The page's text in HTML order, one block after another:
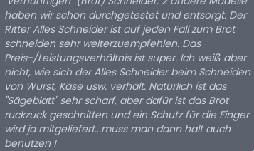
haben wir schon durchgetestet und entsorgt. Der
Ritter Alles Schneider ist auf jeden Fall zum Brot
schneiden sehr weiterzuempfehlen. Das
Preis-/Leistungsverhältnis ist super. Ich weiß aber
nicht, wie sich der Alles Schneider beim Schneiden
von Wurst, Käse usw. verhält. Natürlich ist das
"Sägeblatt" sehr scharf, aber dafür ist das Brot
ruckzuck geschnitten und ein Schutz für die Finger
wird ja mitgeliefert...muss man dann halt auch
benutzen !